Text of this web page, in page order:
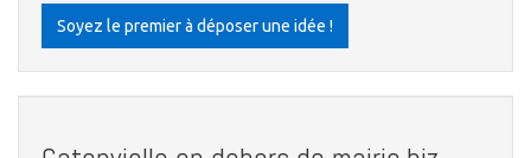
Soyez le premier à déposer une idée !